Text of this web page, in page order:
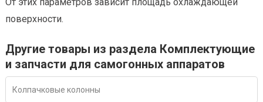
поверхности.
Другие товары из раздела Комплектующие
и запчасти для самогонных аппаратов
Колпачковые колонны